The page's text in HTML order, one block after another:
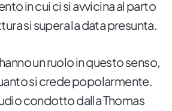
in cui ci si avvicina al parto
si supera la data presunta.
un ruolo in questo senso,
si crede popolarmente.
condotto dalla Thomas